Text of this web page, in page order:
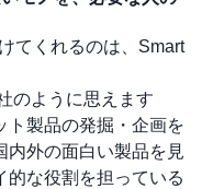
てくれるのは、Smart
のように思えます
ト製品の発掘・企画を
内外の面白い製品を見
的な役割を担っている